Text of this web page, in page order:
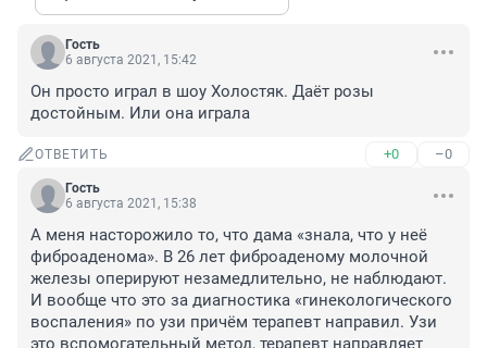
Гость
6 августа 2021, 15:42
Он просто играл в шоу Холостяк. Даёт розы
достойным. Или она играла
ОТВЕТИТЬ +0 –0
Гость
6 августа 2021, 15:38
А меня насторожило то, что дама «знала, что у неё
фиброаденома». В 26 лет фиброаденому молочной
железы оперируют незамедлительно, не наблюдают.
И вообще что это за диагностика «гинекологического
воспаления» по узи причём терапевт направил. Узи
это вспомогательный метод, терапевт направляет